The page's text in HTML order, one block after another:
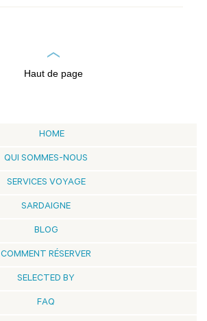
Haut de page
HOME
QUI SOMMES-NOUS
SERVICES VOYAGE
SARDAIGNE
BLOG
COMMENT RÉSERVER
SELECTED BY
FAQ